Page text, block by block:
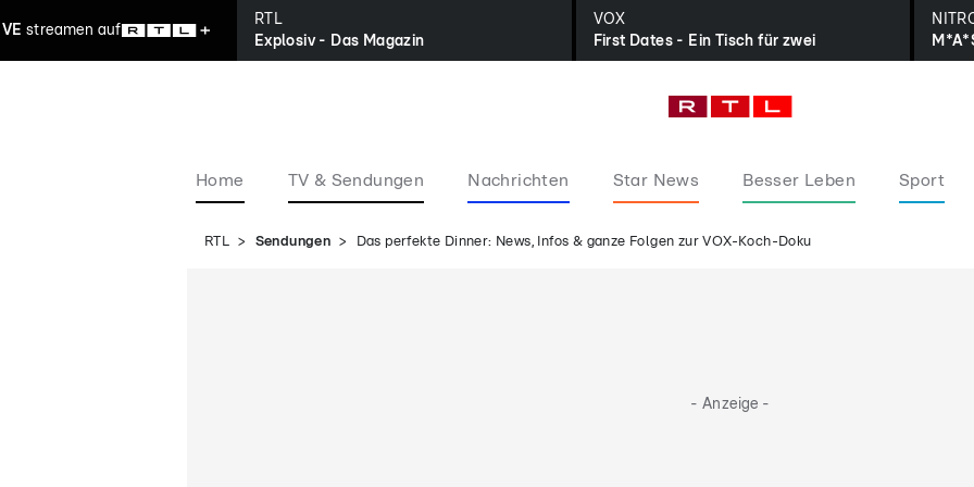
streamen auf
RTL
Explosiv - Das Magazin
VOX
First Dates - Ein Tisch für zwei
Home TV & Sendungen Nachrichten Star News Besser Leben Sport
RTL Sendungen Das perfekte Dinner: News, Infos & ganze Folgen zur VOX-Koch-Doku
- Anzeige -